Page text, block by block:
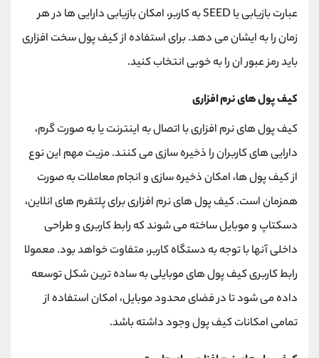
عبارت بازیابی یا SEED به کاربر، امکان بازیابی دارایی ها در هر
زمان را به ایشان می دهد. برای استفاده از کیف پول سخت افزاری
باید رمز عبور ان را به خوبی انتخاب کنید.
کیف پول های نرم افزاری
کیف پول های نرم افزاری با اتصال به اینترنت یا به صورت گرم،
دارایی های کاربران را ذخیره سازی می کنند. مزیت مهم این نوع
از کیف پول ها، امکان ذخیره سازی و انجام معاملات به صورت
همزمان است. کیف پول های نرم افزاری برای پلتفرم های انلاین،
دسکتاپ و موبایل ساخته می شوند که رابط کاربری و طراحی
داخلی آنها با توجه به دستگاه کاربر، متفاوت خواهد بود. معمولا
رابط کاربری کیف پول های موبایلی به ساده ترین شکل توسعه
داده می شود تا در فضای محدود موبایل، امکان استفاده از
تمامی امکانات کیف پول وجود داشته باشد.